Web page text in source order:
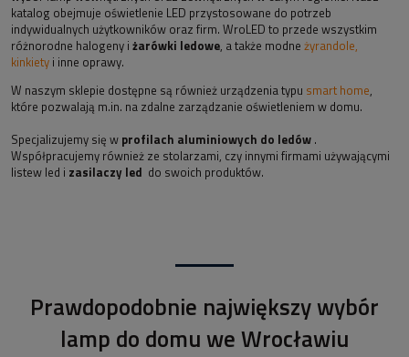
katalog obejmuje oświetlenie LED przystosowane do potrzeb
indywidualnych użytkowników oraz firm. WroLED to przede wszystkim
różnorodne halogeny i żarówki ledowe, a także modne żyrandole,
kinkiety i inne oprawy.
W naszym sklepie dostępne są również urządzenia typu smart home,
które pozwalają m.in. na zdalne zarządzanie oświetleniem w domu.
Specjalizujemy się w profilach aluminiowych do ledów .
Współpracujemy również ze stolarzami, czy innymi firmami używającymi
listew led i zasilaczy led do swoich produktów.
Prawdopodobnie największy wybór
lamp do domu we Wrocławiu